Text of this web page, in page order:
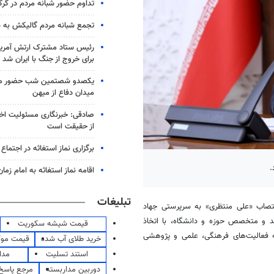
«علی منتظری» به سرپرستی جهاد
و متخصص حوزه و دانشگاه، با اتخاذ
فرهنگی، علمی و پژوهشی
تداوم حضور شبانه مردم در
تجمع شبانه مردم گالیکش به شب
رئیس ستاد مشترک ارتش
برای خروج از جنگ با ایران شد
یکصدو شصتمین شب حضور
میدان دفاع از میهن
صادقی: خبرنگاری مسئولیت
از حقیقت است
برگزاری نماز استغاثه در
اقامه نماز استغاثه به امام
تبلیغات
قیمت شیشه سکوریت
خرید طلای آب شده
قیمت
استند تسلیت
دوربین مداربسته
مرجع